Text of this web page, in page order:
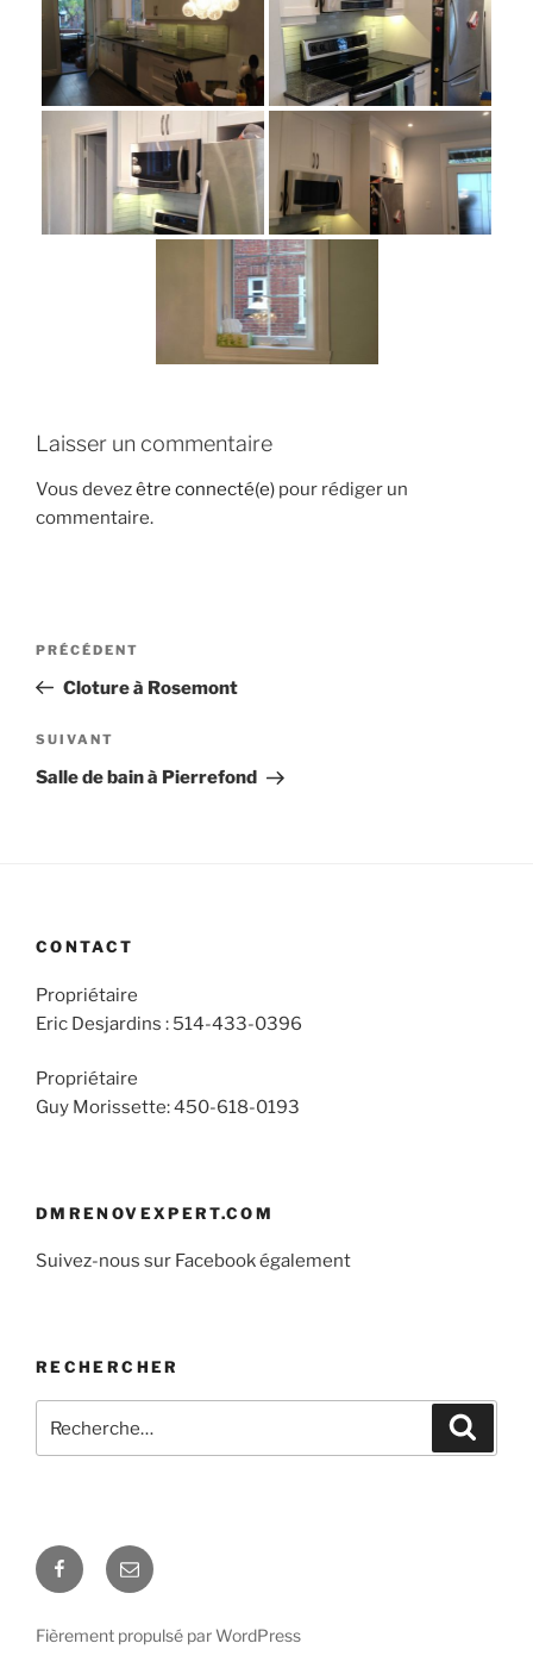
Laisser un commentaire
Vous devezêtre connecté(e) pour rédiger un
commentaire.
Navigation
l'article
Article
précédent
PRÉCÉDENT
Cloture à Rosemont
Article
suivant
SUIVANT
Salle de bain à Pierrefond
CONTACT
Propriétaire
Eric Desjardins : 514-433-0396
Propriétaire
Guy Morissette: 450-618-0193
DMRENOVEXPERT.COM
Suivez-nous sur Facebook également
RECHERCHER
Facebook
E-
mail
Fièrement propulsé par WordPress